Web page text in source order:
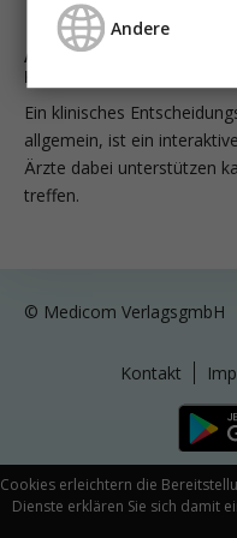
Cookies erleichtern die
Dienste erklären Sie sich damit
Apps in der Betreuung
Kidney Disease
Ein klinisches
allgemein, ist ein
Ärzte dabei unterstützen
treffen.
© Medicom VerlagsgmbH
Kontakt
Andere